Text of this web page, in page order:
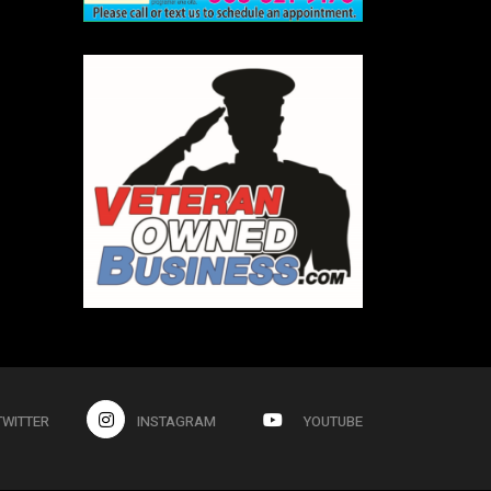
INSTAGRAM YOUTUBE